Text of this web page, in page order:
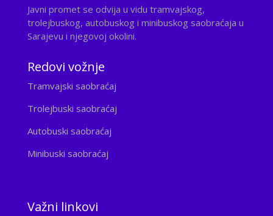
Javni promet se odvija u vidu tramvajskog,
trolejbuskog, autobuskog i minibuskog saobraćaja u
Sarajevu i njegovoj okolini.
Redovi vožnje
Tramvajski saobraćaj
Trolejbuski saobraćaj
Autobuski saobraćaj
Minibuski saobraćaj
Važni linkovi